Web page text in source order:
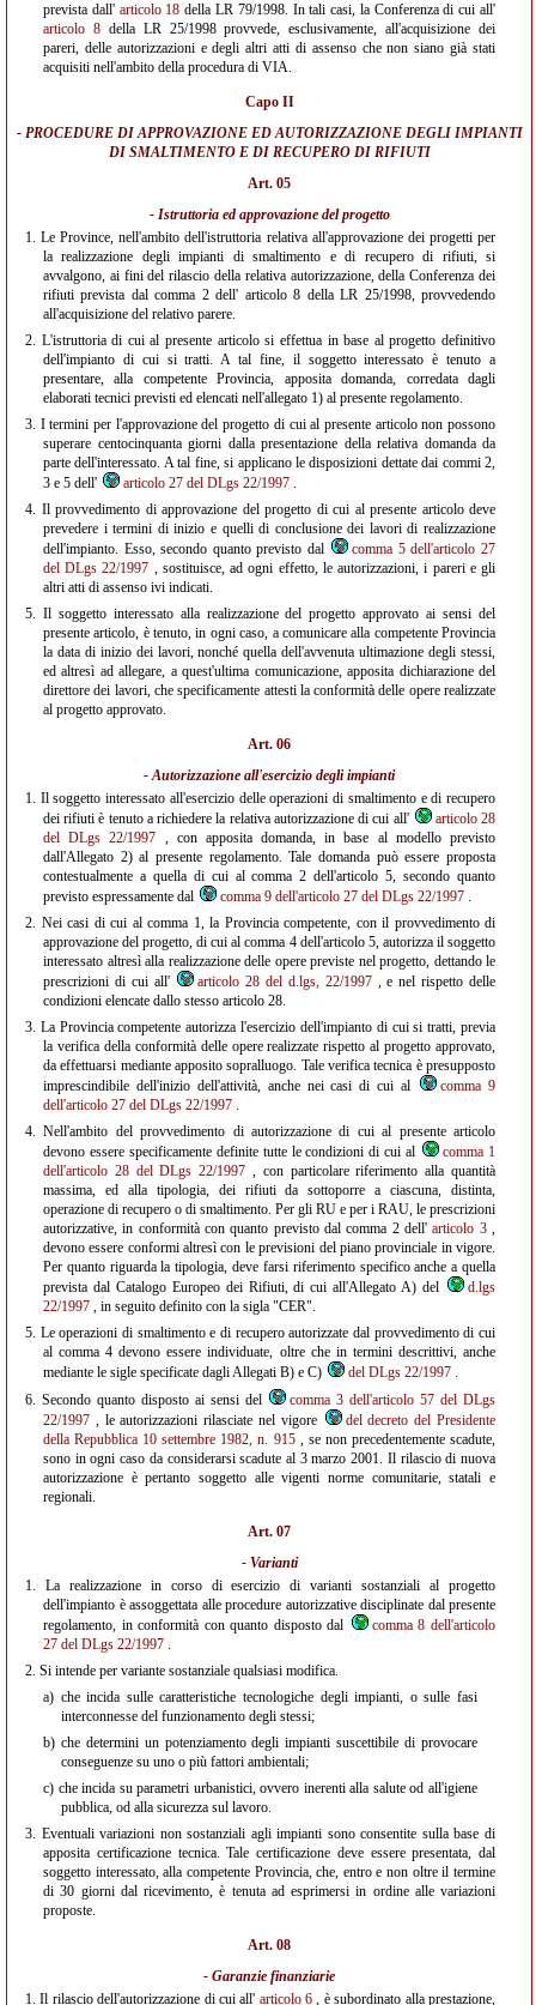
prevista dall' articolo 18 della LR 79/1998. In tali casi, la Conferenza di cui all'
articolo 8della LR 25/1998 provvede, esclusivamente, all'acquisizione dei
pareri, delle autorizzazioni e degli altri atti di assenso che non siano già stati
acquisiti nell'ambito della procedura di VIA.
Capo II
- PROCEDURE DI APPROVAZIONE ED AUTORIZZAZIONE DEGLI IMPIANTI
DI SMALTIMENTO E DI RECUPERO DI RIFIUTI
Art. 05
- Istruttoria ed approvazione del progetto
1.Le Province, nell'ambito dell'istruttoria relativa all'approvazione dei progetti per
la realizzazione degli impianti di smaltimento e di recupero di rifiuti, si
avvalgono, ai fini del rilascio della relativa autorizzazione, della Conferenza dei
rifiuti prevista dal comma 2 dell' articolo 8 della LR 25/1998, provvedendo
all'acquisizione del relativo parere.
2. L'istruttoria di cui al presente articolo si effettua in base al progetto definitivo
dell'impianto di cui si tratti. A tal fine, il soggetto interessato è tenuto a
presentare, alla competente Provincia, apposita domanda, corredata dagli
elaborati tecnici previsti ed elencati nell'allegato 1) al presente regolamento.
3. I termini per l'approvazione del progetto di cui al presente articolo non possono
superare centocinquanta giorni dalla presentazione della relativa domanda da
parte dell'interessato. A tal fine, si applicano le disposizioni dettate dai commi 2,
3 e 5 dell'
articolo 27 del DLgs 22/1997 .
4. Il provvedimento di approvazione del progetto di cui al presente articolo deve
prevedere i termini di inizio e quelli di conclusione dei lavori di realizzazione
dell'impianto. Esso, secondo quanto previsto dal
comma 5 dell'articolo 27
del DLgs 22/1997 , sostituisce, ad ogni effetto, le autorizzazioni, i pareri e gli
altri atti di assenso ivi indicati.
5. Il soggetto interessato alla realizzazione del progetto approvato ai sensi del
presente articolo, è tenuto, in ogni caso, a comunicare alla competente Provincia
la data di inizio dei lavori, nonché quella dell'avvenuta ultimazione degli stessi,
ed altresì ad allegare, a quest'ultima comunicazione, apposita dichiarazione del
direttore dei lavori, che specificamente attesti la conformità delle opere realizzate
al progetto approvato.
Art. 06
- Autorizzazione all'esercizio degli impianti
1. Il soggetto interessato all'esercizio delle operazioni di smaltimento e di recupero
dei rifiuti è tenuto a richiedere la relativa autorizzazione di cui all'
articolo 28
del DLgs 22/1997 , con apposita domanda, in base al modello previsto
dall'Allegato 2) al presente regolamento. Tale domanda può essere proposta
contestualmente a quella di cui al comma 2 dell'articolo 5, secondo quanto
previsto espressamente dal
comma 9 dell'articolo 27 del DLgs 22/1997 .
2. Nei casi di cui al comma 1, la Provincia competente, con il provvedimento di
approvazione del progetto, di cui al comma 4 dell'articolo 5, autorizza il soggetto
interessato altresì alla realizzazione delle opere previste nel progetto, dettando le
prescrizioni di cui all'
articolo 28 del d.lgs, 22/1997, e nel rispetto delle
condizioni elencate dallo stesso articolo 28.
3. La Provincia competente autorizza l'esercizio dell'impianto di cui si tratti, previa
la verifica della conformità delle opere realizzate rispetto al progetto approvato,
da effettuarsi mediante apposito sopralluogo. Tale verifica tecnica è presupposto
imprescindibile dell'inizio dell'attività, anche nei casi di cui al
comma 9
dell'articolo 27 del DLgs 22/1997 .
4.Nell'ambito del provvedimento di autorizzazione di cui al presente articolo
devono essere specificamente definite tutte le condizioni di cui al
comma 1
dell'articolo 28 del DLgs 22/1997 , con particolare riferimento alla quantità
massima, ed alla tipologia, dei rifiuti da sottoporre a ciascuna, distinta,
operazione di recupero o di smaltimento. Per gli RU e per i RAU, le prescrizioni
autorizzative, in conformità con quanto previsto dal comma 2 dell'articolo 3,
devono essere conformi altresì con le previsioni del piano provinciale in vigore.
Per quanto riguarda la tipologia, deve farsi riferimento specifico anche a quella
prevista dal Catalogo Europeo dei Rifiuti, di cui all'Allegato A) del
d.lgs
22/1997 , in seguito definito con la sigla "CER".
5. Le operazioni di smaltimento e di recupero autorizzate dal provvedimento di cui
al comma 4 devono essere individuate, oltre che in termini descrittivi, anche
mediante le sigle specificate dagli Allegati B) e C)
del DLgs 22/1997 .
6. Secondo quanto disposto ai sensi del
comma 3 dell'articolo 57 del DLgs
22/1997 , le autorizzazioni rilasciate nel vigore
del decreto del Presidente
della Repubblica 10 settembre 1982, n. 915, se non precedentemente scadute,
sono in ogni caso da considerarsi scadute al 3 marzo 2001. Il rilascio di nuova
autorizzazione è pertanto soggetto alle vigenti norme comunitarie, statali e
regionali.
Art. 07
- Varianti
1. La realizzazione in corso di esercizio di varianti sostanziali al progetto
dell'impianto è assoggettata alle procedure autorizzative disciplinate dal presente
regolamento, in conformità con quanto disposto dal
comma 8 dell'articolo
27 del DLgs 22/1997 .
2. Si intende per variante sostanziale qualsiasi modifica.
a) che incida sulle caratteristiche tecnologiche degli impianti, o sulle fasi
interconnesse del funzionamento degli stessi;
b) che determini un potenziamento degli impianti suscettibile di provocare
conseguenze su uno o più fattori ambientali;
c) che incida su parametri urbanistici, ovvero inerenti alla salute od all'igiene
pubblica, od alla sicurezza sul lavoro.
3. Eventuali variazioni non sostanziali agli impianti sono consentite sulla base di
apposita certificazione tecnica. Tale certificazione deve essere presentata, dal
soggetto interessato, alla competente Provincia, che, entro e non oltre il termine
di 30 giorni dal ricevimento, è tenuta ad esprimersi in ordine alle variazioni
proposte.
Art. 08
- Garanzie finanziarie
1.Il rilascio dell'autorizzazione di cui all' articolo 6 , è subordinato alla prestazione,